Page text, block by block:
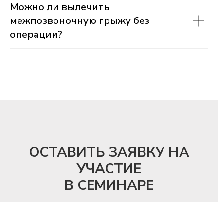
Можно ли вылечить
межпозвоночную грыжу без
операции?
ОСТАВИТЬ ЗАЯВКУ НА
УЧАСТИЕ
В СЕМИНАРЕ